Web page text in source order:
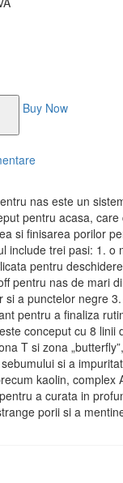
Buy Now
nas este un
pentru acasa, care
si finisarea porilor
include trei pasi: 1. o
pentru
pentru nas de mari
si a punctelor negre
pentru a finaliza
conceput cu 8 linii
T si zona
si a
kaolin, complex
a curata in
porii si a